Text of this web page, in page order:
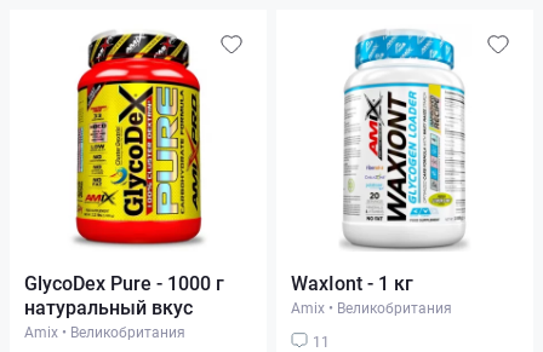
GlycoDex Pure - 1000 г
натуральный вкус
Amix • Великобритания
WaxIont - 1 кг
Amix • Великобритания
11